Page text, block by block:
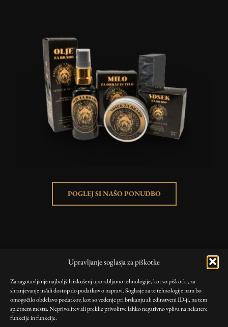
Upravljanje soglasja za piškotke
Za zagotavljanje najboljših izkušenj uporabljamo tehnologije, kot so piškotki, za
shranjevanje in/ali dostop do podatkov o napravi. Soglasje za te tehnologije nam bo
omogočilo obdelavo podatkov, kot so vedenje pri brskanju ali edinstveni ID-ji, na tem
spletnem mestu. Neprivolitev ali preklic privolitve lahko negativno vpliva na nekatere
funkcije in funkcije.
POGLEJ SI NAŠO PONUDBO
Blog
Moj račun